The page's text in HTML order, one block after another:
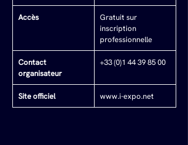
Accès
Gratuit sur
inscription
professionnelle
Contact
organisateur
+33 (0)1 44 39 85 00
Site officiel www.i-expo.net